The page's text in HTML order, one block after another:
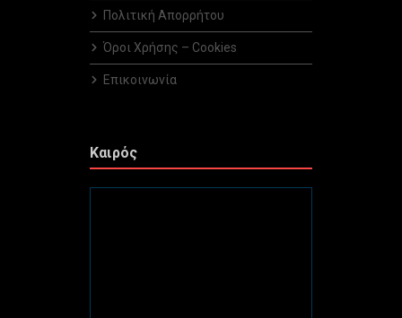
Πολιτική Απορρήτου
Όροι Χρήσης – Cookies
Επικοινωνία
Καιρός